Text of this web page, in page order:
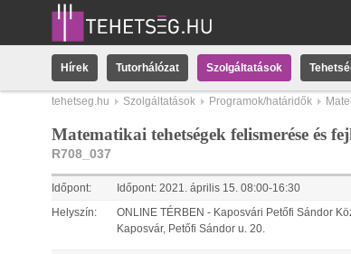
Hírek Tutorhálózat Szolgáltatások
tehetseg.hu Szolgáltatások Programok/határidők
Matematikai tehetségek felismerése és
R708_037
Időpont: Időpont: 2021. április 15 08:00-16:30
Helyszín:
ONLINE TÉRBEN - Kaposvári Petőfi Sándor
Kaposvár, Petőfi Sándor u. 20.